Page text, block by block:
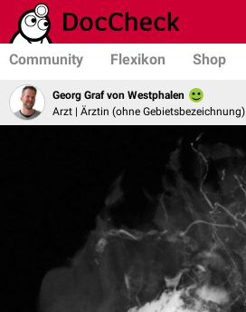
Community Flexikon Shop
Georg Graf von Westphalen
Arzt | Ärztin (ohne Gebietsbezeichnung)